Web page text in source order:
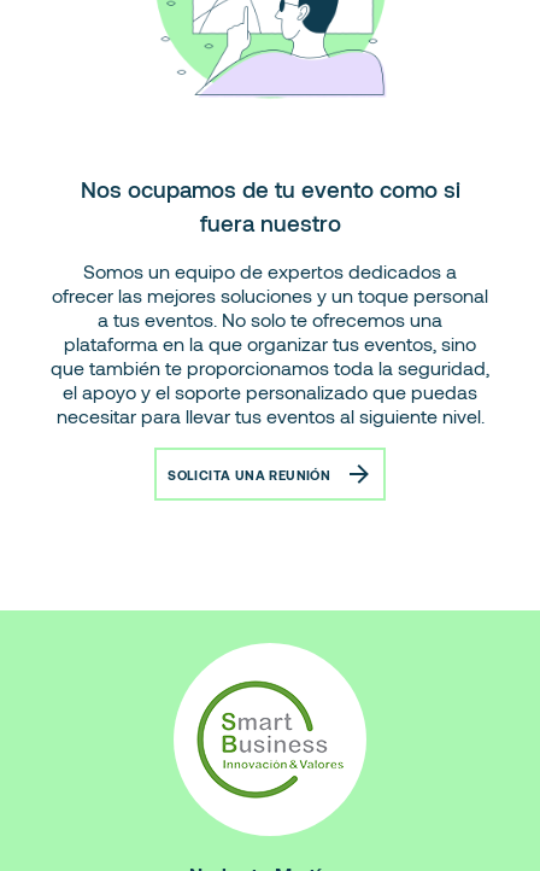
Nos ocupamos de tu evento como si
fuera nuestro
Somos un equipo de expertos dedicados a
ofrecer las mejores soluciones y un toque personal
a tus eventos. No solo te ofrecemos una
plataforma en la que organizar tus eventos, sino
que también te proporcionamos toda la seguridad,
el apoyo y el soporte personalizado que puedas
necesitar para llevar tus eventos al siguiente nivel.
SOLICITA UNA REUNIÓN